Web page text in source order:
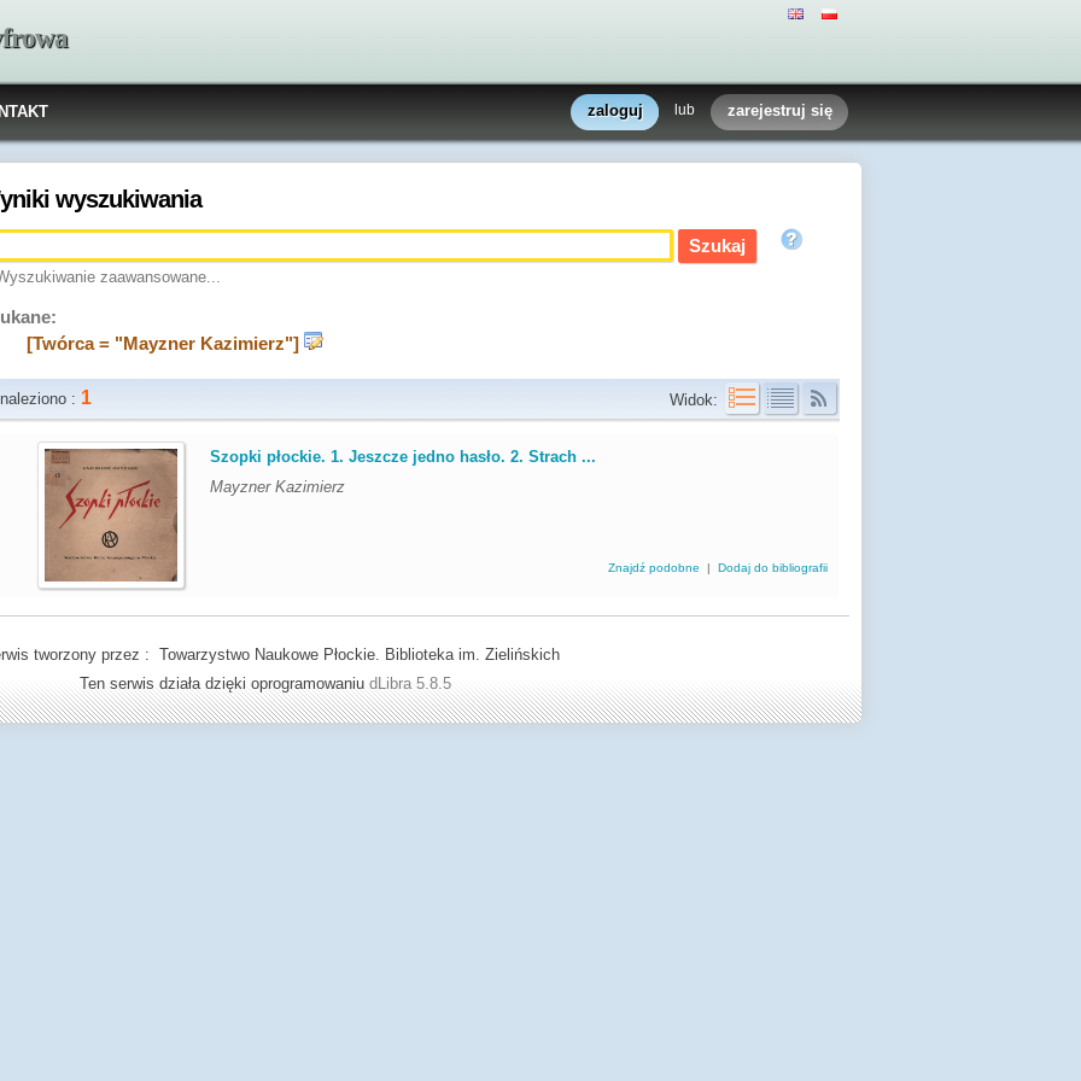
zaloguj lub zarejestruj się
wyszukiwania
zaawansowane...
[Twórca = "Mayzner Kazimierz"]
: 1 Widok:
Szopki płockie. 1. Jeszcze jedno hasło. 2. Strach ...
Mayzner Kazimierz
Znajdź podobne |Dodaj do bibliografii
tworzony przez : Towarzystwo Naukowe Płockie. Biblioteka im. Zielińskich
Ten serwis działa dzięki oprogramowaniu dLibra 5.8.5